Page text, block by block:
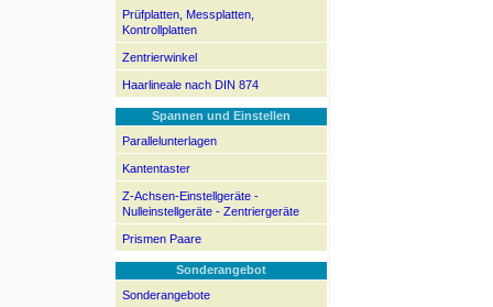
Prüfplatten, Messplatten,
Kontrollplatten
Zentrierwinkel
Haarlineale nach DIN 874
Spannen und Einstellen
Parallelunterlagen
Kantentaster
Z-Achsen-Einstellgeräte -
Nulleinstellgeräte - Zentriergeräte
Prismen Paare
Sonderangebot
Sonderangebote